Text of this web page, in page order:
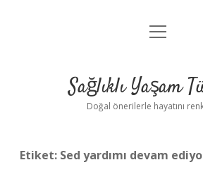
Anasayfa
Yasal Uyarı
menüyü
Sağlıklı Yaşam
Doğal önerilerle hayatını
Etiket: Sed yardımı devam